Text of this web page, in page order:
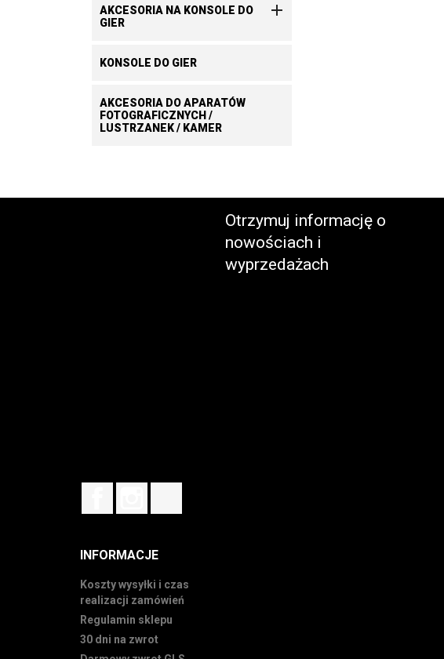
AKCESORIA NA KONSOLE DO
GIER

KONSOLE DO GIER
AKCESORIA DO APARATÓW
FOTOGRAFICZNYCH /
LUSTRZANEK / KAMER
Otrzymuj informację o
nowościach i
wyprzedażach
INFORMACJE
Koszty wysyłki i czas
realizacji zamówień
Regulamin sklepu
30 dni na zwrot